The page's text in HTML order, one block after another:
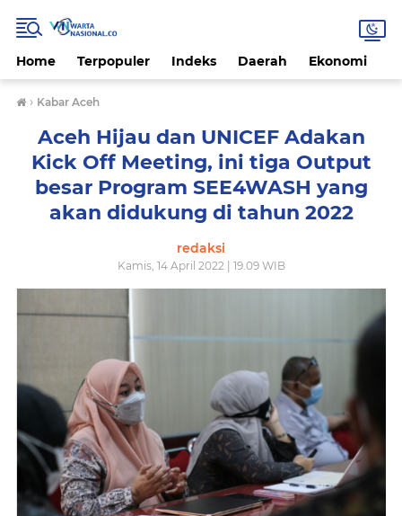
Home Terpopuler Indeks Daerah Ekonomi
› Kabar Aceh
Aceh Hijau dan UNICEF Adakan
Kick Off Meeting, ini tiga Output
besar Program SEE4WASH yang
akan didukung di tahun 2022
redaksi
Kamis, 14 April 2022 | 19.09 WIB